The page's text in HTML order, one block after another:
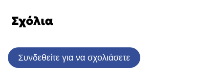
Σχόλια
Συνδεθείτε για να σχολιάσετε